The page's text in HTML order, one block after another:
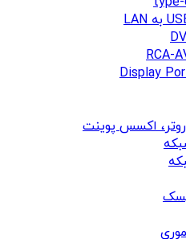
اکسس پوینت